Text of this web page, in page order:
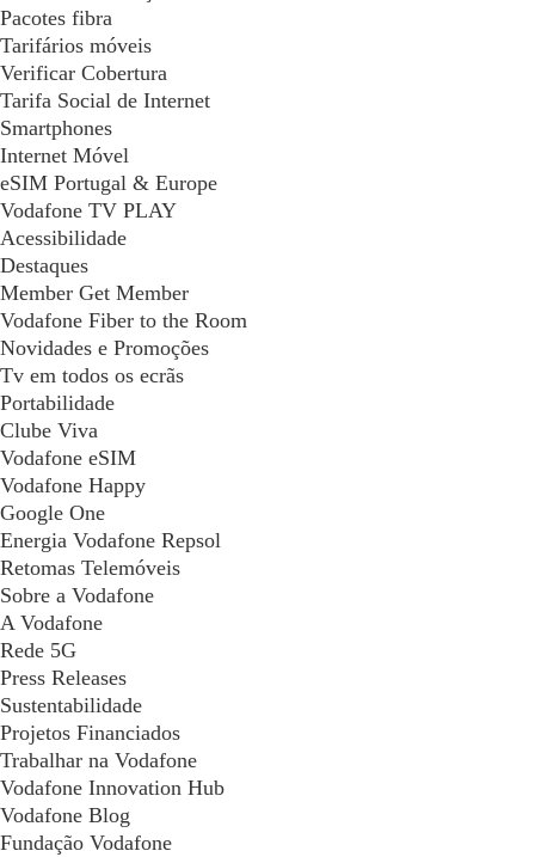
Pacotes fibra
Tarifários móveis
Verificar Cobertura
Tarifa Social de Internet
Smartphones
Internet Móvel
eSIM Portugal & Europe
Vodafone TV PLAY
Acessibilidade
Destaques
Member Get Member
Vodafone Fiber to the Room
Novidades e Promoções
Tv em todos os ecrãs
Portabilidade
Clube Viva
Vodafone eSIM
Vodafone Happy
Google One
Energia Vodafone Repsol
Retomas Telemóveis
Sobre a Vodafone
A Vodafone
Rede 5G
Press Releases
Sustentabilidade
Projetos Financiados
Trabalhar na Vodafone
Vodafone Innovation Hub
Vodafone Blog
Fundação Vodafone